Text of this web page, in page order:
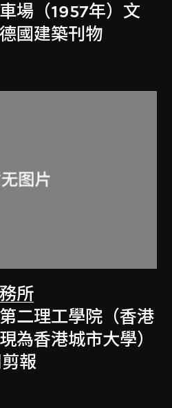
場（1957年）文
國建築刊物
所
二理工學院（香港
為香港城市大學）
剪報